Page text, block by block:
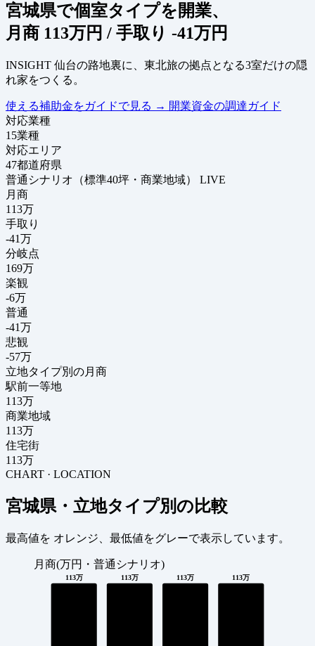
宮城県で個室タイプを開業、
月商 113万円 / 手取り -41万円
INSIGHT 仙台の路地裏に、東北旅の拠点となる3室だけの隠
れ家をつくる。
使える補助金をガイドで見る → 開業資金の調達ガイド
対応業種
15業種
対応エリア
47都道府県
普通シナリオ（標準40坪・商業地域）
LIVE
月商
113万
手取り
-41万
分岐点
169万
楽観
-6万
普通
-41万
悲観
-57万
立地タイプ別の月商
駅前一等地
113万
商業地域
113万
住宅街
113万
CHART · LOCATION
宮城県・立地タイプ別の比較
最高値を オレンジ 、最低値をグレーで表示しています。
月商(万円・普通シナリオ)
113万 113万 113万 113万